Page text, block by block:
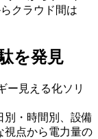
クラウド間は
を発見
ー見える化ソリ
別・時間別、設備
視点から電力量の